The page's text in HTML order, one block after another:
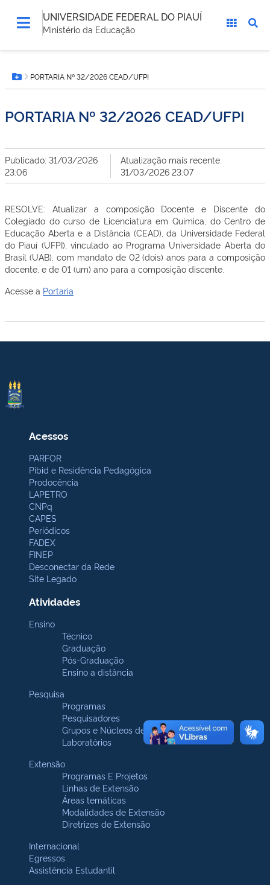
UNIVERSIDADE FEDERAL DO PIAUÍ
Ministério da Educação
está
aqui:Botão Menu
PORTARIA Nº 32/2026 CEAD/UFPI
PORTARIA Nº 32/2026 CEAD/UFPI
Publicado: 31/03/2026
23:06
Atualização mais recente:
31/03/2026 23:07
RESOLVE: Atualizar a composição Docente e Discente do
Colegiado do curso de Licenciatura em Química, do Centro de
Educação Aberta e a Distância (CEAD), da Universidade Federal
do Piauí (UFPI), vinculado ao Programa Universidade Aberta do
Brasil (UAB), com mandato de 02 (dois) anos para a composição
docente, e de 01 (um) ano para a composição discente.
Acesse a Portaria
Acessos
PARFOR
Pibid e Residência Pedagógica
Prodocência
LAPETRO
CNPq
CAPES
Periódicos
FADEX
FINEP
Desconectar da Rede
Site Legado
Atividades
Ensino
Técnico
Graduação
Pós-Graduação
Ensino a distância
Pesquisa
Programas
Pesquisadores
Grupos e Núcleos de pesquisa
Laboratórios
Extensão
Programas E Projetos
Linhas de Extensão
Áreas temáticas
Modalidades de Extensão
Diretrizes de Extensão
Internacional
Egressos
Assistência Estudantil